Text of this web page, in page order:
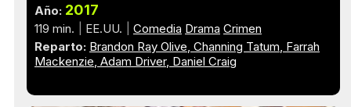
Año: 2017
119 min. EE.UU. Comedia Drama Crimen
Reparto: Brandon Ray Olive Channing Tatum Farrah
Mackenzie Adam Driver Daniel Craig